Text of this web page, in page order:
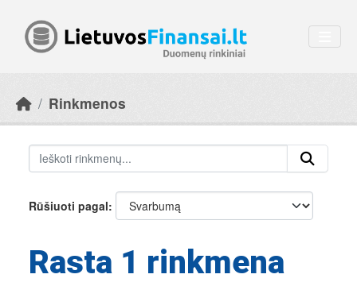
Rinkmenos
Rūšiuoti pagal
Rasta 1 rinkmena